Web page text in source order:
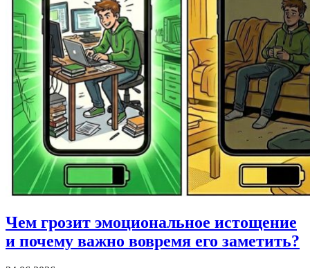
Чем грозит эмоциональное истощение
и почему важно вовремя его заметить?